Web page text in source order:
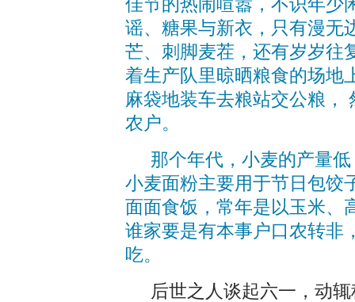
谣、糖果与新衣，只有漫无
芒、刺脚麦茬，还有岁岁往
着生产队里晾晒粮食的场地
麻袋地装车去粮站交公粮，
农户。
那个年代，小麦的产量
小麦面粉主要用于节日包饺
面面食饭，常年是以玉米、
谁家要是有本事户口农转非
吃。
后世之人谈起六一，动